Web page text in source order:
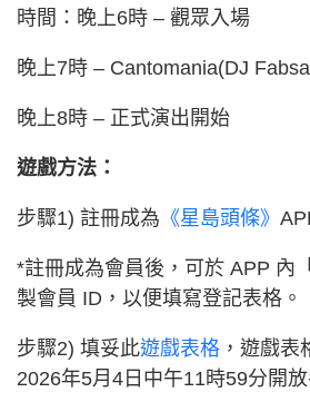
時間：晚上6時 – 觀眾入場
晚上7時 – Cantomania(DJ
晚上8時 – 正式演出開始
遊戲方法：
步驟1) 註冊成為 《星島頭條》
*註冊成為會員後，可於 APP 內
製會員 ID，以便填寫登記表格。
步驟2) 填妥此遊戲表格 ，遊戲表
2026年5月4日中午11時59分開放